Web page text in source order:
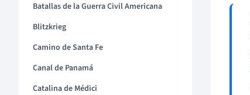
Batallas de la Guerra Civil Americana
Blitzkrieg
Camino de Santa Fe
Canal de Panamá
Catalina de Médici